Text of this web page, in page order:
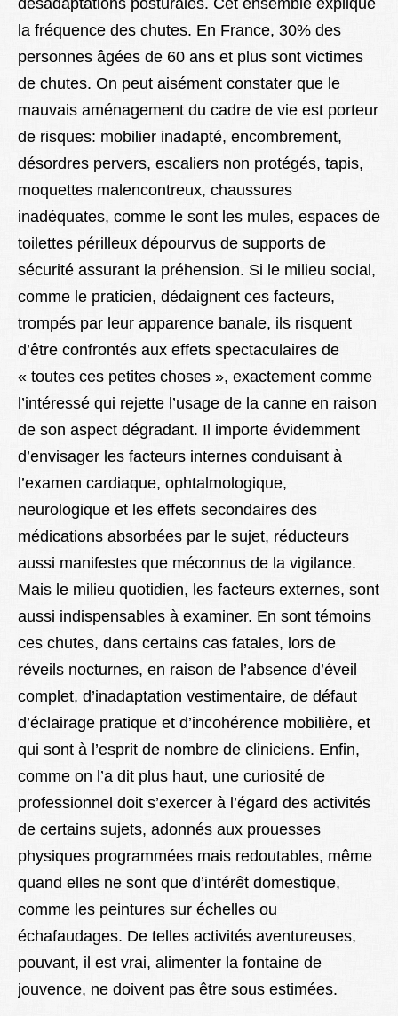
désadaptations posturales. Cet ensemble explique
la fréquence des chutes. En France, 30% des
personnes âgées de 60 ans et plus sont victimes
de chutes. On peut aisément constater que le
mauvais aménagement du cadre de vie est porteur
de risques: mobilier inadapté, encombrement,
désordres pervers, escaliers non protégés, tapis,
moquettes malencontreux, chaussures
inadéquates, comme le sont les mules, espaces de
toilettes périlleux dépourvus de supports de
sécurité assurant la préhension. Si le milieu social,
comme le praticien, dédaignent ces facteurs,
trompés par leur apparence banale, ils risquent
d’être confrontés aux effets spectaculaires de
« toutes ces petites choses », exactement comme
l’intéressé qui rejette l’usage de la canne en raison
de son aspect dégradant. Il importe évidemment
d’envisager les facteurs internes conduisant à
l’examen cardiaque, ophtalmologique,
neurologique et les effets secondaires des
médications absorbées par le sujet, réducteurs
aussi manifestes que méconnus de la vigilance.
Mais le milieu quotidien, les facteurs externes, sont
aussi indispensables à examiner. En sont témoins
ces chutes, dans certains cas fatales, lors de
réveils nocturnes, en raison de l’absence d’éveil
complet, d’inadaptation vestimentaire, de défaut
d’éclairage pratique et d’incohérence mobilière, et
qui sont à l’esprit de nombre de cliniciens. Enfin,
comme on l’a dit plus haut, une curiosité de
professionnel doit s’exercer à l’égard des activités
de certains sujets, adonnés aux prouesses
physiques programmées mais redoutables, même
quand elles ne sont que d’intérêt domestique,
comme les peintures sur échelles ou
échafaudages. De telles activités aventureuses,
pouvant, il est vrai, alimenter la fontaine de
jouvence, ne doivent pas être sous estimées.